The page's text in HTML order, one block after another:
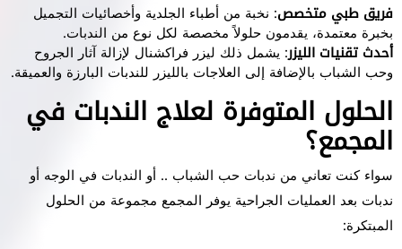
فريق طبي متخصص: نخبة من أطباء الجلدية وأخصائيات التجميل
بخبرة معتمدة، يقدمون حلولاً مخصصة لكل نوع من الندبات.
أحدث تقنيات الليزر: يشمل ذلك ليزر فراكشنال لإزالة آثار الجروح
وحب الشباب بالإضافة إلى العلاجات بالليزر للندبات البارزة والعميقة.
الحلول المتوفرة لعلاج الندبات في
المجمع؟
سواء كنت تعاني من ندبات حب الشباب .. أو الندبات في الوجه أو
ندبات بعد العمليات الجراحية يوفر المجمع مجموعة من الحلول
المبتكرة: